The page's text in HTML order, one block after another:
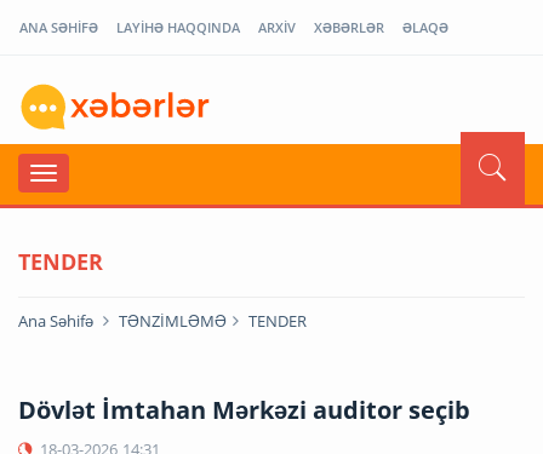
ANA SƏHİFƏ LAYİHƏ HAQQINDA ARXİV XƏBƏRLƏR ƏLAQƏ
TENDER
Ana Səhifə TƏNZİMLƏMƏ TENDER
Dövlət İmtahan Mərkəzi auditor seçib
18-03-2026 14:31